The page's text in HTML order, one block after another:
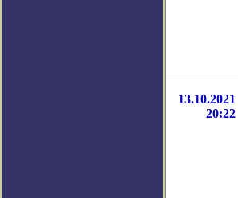
13.10.2021
20:22